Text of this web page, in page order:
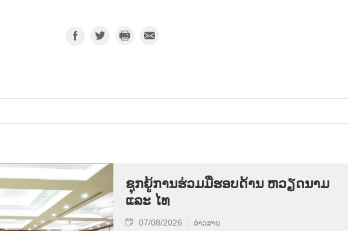
ຊຸກຍູ້ການຮ່ວມມືຮອບດ້ານ ຫວຽດນາມ
ແລະ ໄທ
07/08/2026 ຂ່າວສານ